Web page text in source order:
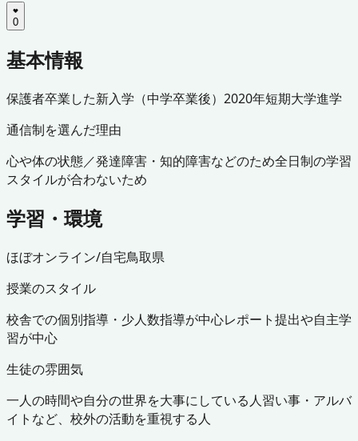
0
基本情報
保護者卒業した新入学（中学卒業後） 2020年短期大学進学
通信制を選んだ理由
心や体の状態／発達障害・知的障害などのため全日制の学習
スタイルが合わないため
学習・環境
ほぼオンライン/自宅鳥取県
授業のスタイル
校舎での個別指導・少人数指導が中心レポート提出や自主学
習が中心
生徒の雰囲気
一人の時間や自分の世界を大事にしている人習い事・アルバ
イトなど、校外の活動を重視する人